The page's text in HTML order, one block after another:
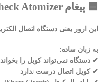
پیغام Check Atomizer یعنی چه؟
این ارور یعنی دستگاه اتصال
به زبان ساده:
✔ دستگاه نمی‌تواند کویل را بخواند
✔ کویل اتصال درست ندارد